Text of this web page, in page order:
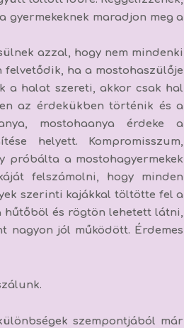
gyermekeknek maradjon meg a
azzal, hogy nem mindenki
felvetődik, ha a mostohaszülője
a halat szereti, akkor csak hal
az érdekükben történik és a
mostohaanya érdeke a
helyett. Kompromisszum,
próbálta a mostohagyermekek
felszámolni, hogy minden
szerinti kajákkal töltötte fel a
hűtőböl és rögtön lehetett látni,
nagyon jól működött. Érdemes
szempontjából már